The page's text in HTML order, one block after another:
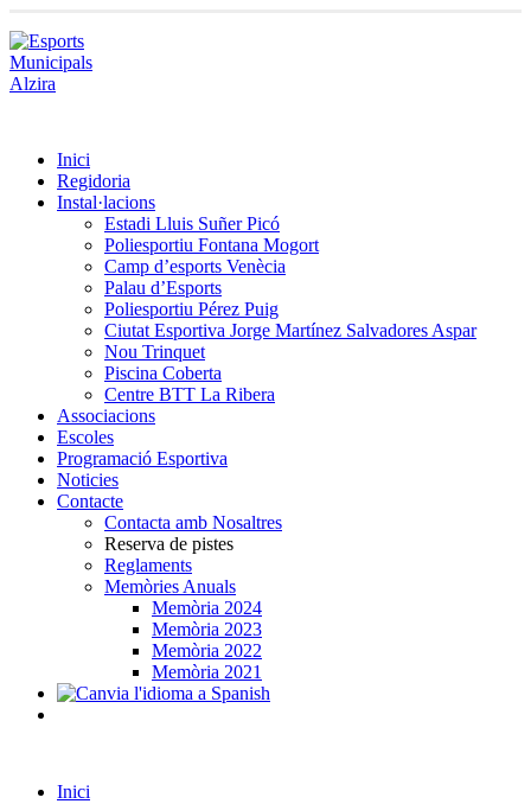
Inici
Regidoria
Instal·lacions
Estadi Lluis Suñer Picó
Poliesportiu Fontana Mogort
Camp d’esports Venècia
Palau d’Esports
Poliesportiu Pérez Puig
Ciutat Esportiva Jorge Martínez Salvadores Aspar
Nou Trinquet
Piscina Coberta
Centre BTT La Ribera
Associacions
Escoles
Programació Esportiva
Noticies
Contacte
Contacta amb Nosaltres
Reserva de pistes
Reglaments
Memòries Anuals
Memòria 2024
Memòria 2023
Memòria 2022
Memòria 2021
Inici